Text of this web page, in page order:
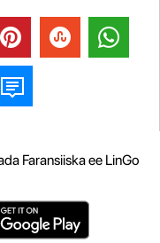
Faransiiska ee LinGo